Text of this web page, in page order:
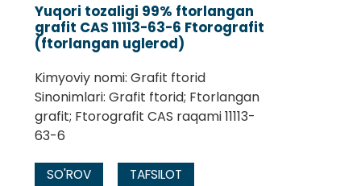
Yuqori tozaligi 99% ftorlangan
grafit CAS 11113-63-6 Ftorografit
(ftorlangan uglerod)
Kimyoviy nomi: Grafit ftorid
Sinonimlari: Grafit ftorid; Ftorlangan
grafit; Ftorografit CAS raqami 11113-
63-6
SO'ROV TAFSILOT